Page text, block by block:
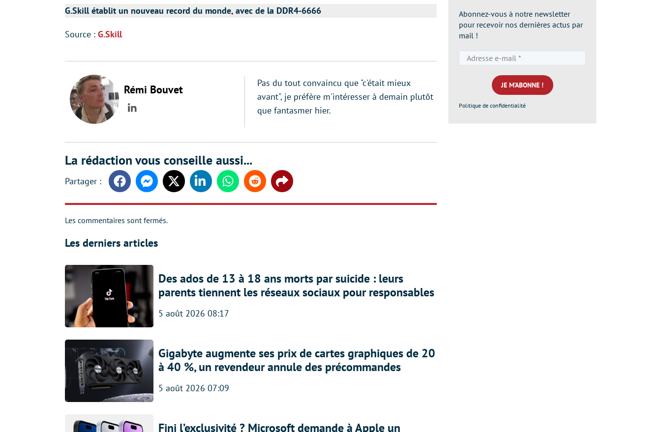
G.Skill établit un nouveau record du monde, avec de la DDR4-6666
Source : G.Skill
Rémi Bouvet
LinkedIn
Pas du tout convaincu que "c'était mieux
avant", je préfère m'intéresser à demain plutôt
que fantasmer hier.
La rédaction vous conseille aussi...
FacebookMessengerTwitter LinkedinWhatsappReddit Share
Les commentaires sont fermés.
Les derniers articles
Des ados de 13 à 18 ans morts par suicide : leurs
parents tiennent les réseaux sociaux pour responsables
5 août 2026 08:17
Gigabyte augmente ses prix de cartes graphiques de 20
à 40 %, un revendeur annule des précommandes
5 août 2026 07:09
Fini l’exclusivité ? Microsoft demande à Apple un
Abonnez-vous à notre newsletter
pour recevoir nos dernières actus par
mail !
e-
mail
*
Politique de confidentialité